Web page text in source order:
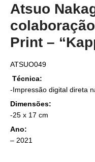
Atsuo
Print –
ATSUO049
Técnica:
-Impressão digital direta
Dimensões:
-25 x 17 cm
Ano:
– 2021